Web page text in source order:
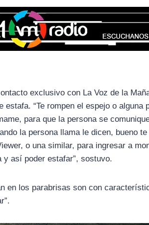
exclusivo con La Voz de la
“Te rompen el espejo o alguna
para que la persona se
la persona llama le dicen, bueno
o una similar, para ingresar a
y así poder estafar”, sostuvo.
en los parabrisas son con